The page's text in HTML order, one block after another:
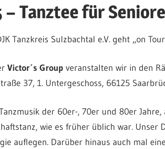
– Tanztee für
Tanzkreis Sulzbachtal e.V. geht „on
Victor´s Groupveranstalten wir in den
37, 1. Untergeschoss, 66125
der 60er-, 70er und 80er
wie es früher üblich war. Unser
auflegen. Darüber hinaus auch mal